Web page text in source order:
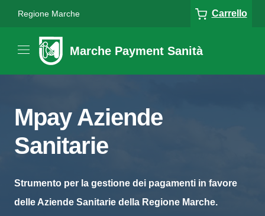
Regione Marche Carrello
Marche Payment Sanità
Mpay Aziende
Sanitarie
Strumento per la gestione dei pagamenti in favore
delle Aziende Sanitarie della Regione Marche.